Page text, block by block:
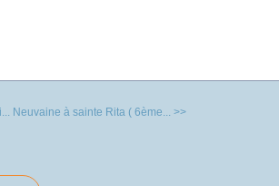
Neuvaine à sainte Rita ( 6ème... >>